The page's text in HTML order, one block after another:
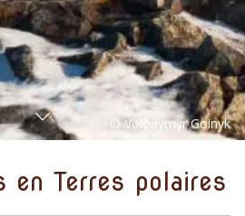
en Terres polaires